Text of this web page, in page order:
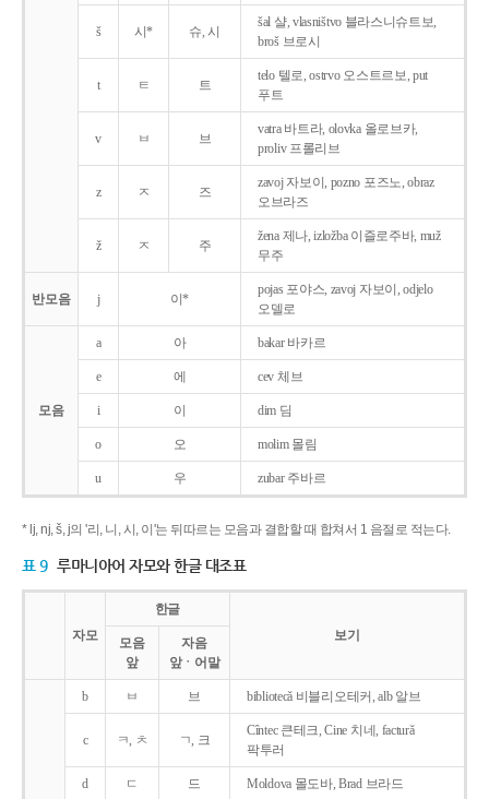
š 시* 슈, 시
šal 샬, vlasništvo 블라스니슈트보,
broš 브로시
t ㅌ 트
telo 텔로, ostrvo 오스트르보, put
푸트
v ㅂ 브
vatra 바트라, olovka 올로브카,
proliv 프롤리브
z ㅈ 즈
zavoj 자보이, pozno 포즈노, obraz
오브라즈
ž ㅈ 주
žena 제나, izložba 이즐로주바, muž
무주
반모음 j 이*
pojas 포야스, zavoj 자보이, odjelo
오델로
모음
a 아 bakar 바카르
e 에 cev 체브
i 이 dim 딤
o 오 molim 몰림
u 우 zubar 주바르
* lj, nj, š, j의 '리, 니, 시, 이'는 뒤따르는 모음과 결합할 때 합쳐서 1 음절로 적는다.
표 9 루마니아어 자모와 한글 대조표
자모
한글
보기
모음
앞
자음
앞ㆍ어말
b ㅂ 브 bibliotecǎ 비블리오테커, alb 알브
c ㅋ, ㅊ ㄱ, 크
Cîntec 큰테크, Cine 치네, facturǎ
팍투러
d ㄷ 드 Moldova 몰도바, Brad 브라드